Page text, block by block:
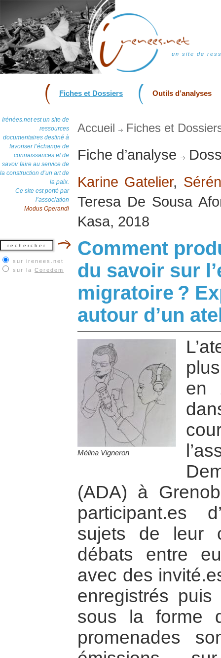
un site de
Fiches et Dossiers Outils d’analyses
Irénées.net est un site de
ressources
documentaires destiné à
favoriser l’échange de
connaissances et de
savoir faire au service de
la construction d’un art de
la paix.
Ce site est porté par
l’association
Modus Operandi
sur irenees.net
sur la Coredem
Accueil Fiches et
Fiche d’analyse
Karine Gatelier,
Teresa De Sousa
Kasa, 2018
Comment
du savoir sur
migratoire ?
autour d’un
Mélina Vigneron
en
(ADA) à
participant.es
sujets de leur
débats entre
avec des
enregistrés
sous la forme
promenades